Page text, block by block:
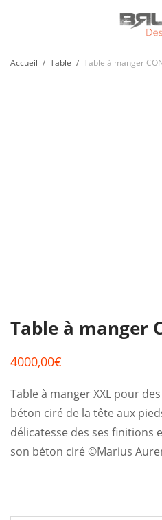
Accueil / Table / Table à manger
Table à manger
4000,00€
Table à manger XXL pour
béton ciré de la tête aux
délicatesse des ses finitions
son béton ciré ©Marius